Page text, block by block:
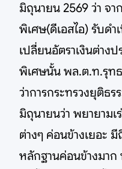
มิถุนายน 2569 ว่า จ
พิเศษ(ดีเอสไอ) รับด
เปลี่ยนอัตราเงินต่าง
พิเศษนั้น พล.ต.ท.รุท
ว่าการกระทรวงยุติธ
มิถุนายนว่า พยายาม
ต่างๆ ค่อนข้างเยอะ
หลักฐานค่อนข้างมาก